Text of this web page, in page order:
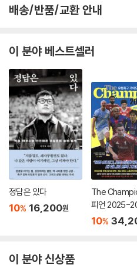
보여준다.
동시에, 바르셀로나라는 위대한 구단
러내는지 그 비결을 상세히 소개한다.
에게, 그리고 세계 최고의 축구 아카데
궁금한 독자들에게 이 책은 가장 명쾌
이제 막 시작된 전설의 서막을 이 책
배송/반품/교환 안내
이 분야 베스트셀러
정답은 있다
10% 16,200원
The
피언 2025-
10%
이 분야 신상품